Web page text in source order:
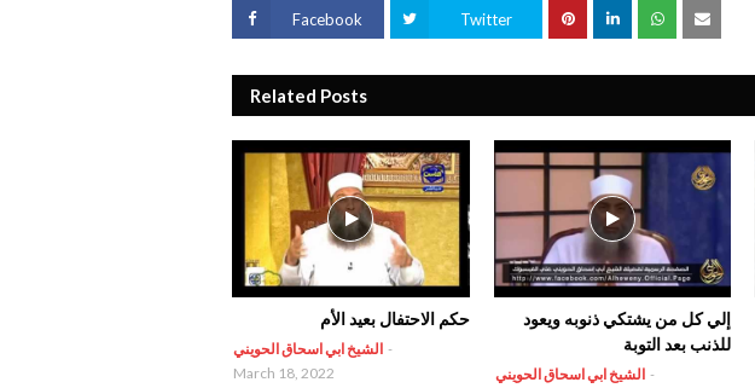
Facebook Twitter
Related Posts
حكم الاحتفال بعيد الأم
الشيخ ابي اسحاق الحويني -
March 18, 2022
إلي كل من يشتكي ذنوبه ويعود
للذنب بعد التوبة
الشيخ ابي اسحاق الحويني -